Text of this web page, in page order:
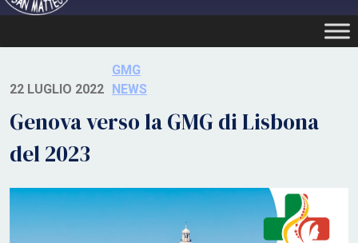
22 LUGLIO 2022
GMG
NEWS
Genova verso la GMG di Lisbona
del 2023